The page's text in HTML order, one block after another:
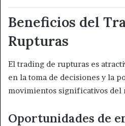
Beneficios del
Rupturas
El trading de rupturas es
en la toma de decisiones y la
movimientos significativos del
Oportunidades de